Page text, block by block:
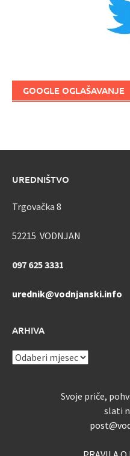
GOOGLE OGLAŠAVANJE
UREDNIŠTVO
Trgovačka 8
52215 VODNJAN
097 625 3331
urednik@vodnjanski.info
ARHIVA
ARHIVA
Svoje priče,
slati